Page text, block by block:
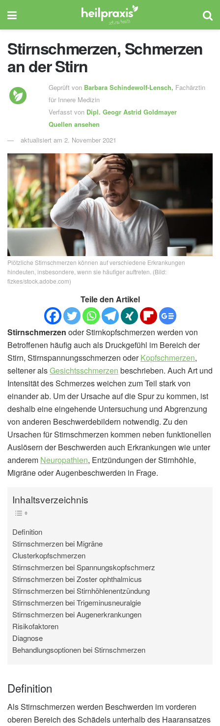
Stirnschmerzen, Schmerzen
an der Stirn
Geprüft von Barbara Schindewolf-Lensch, Fachärztin
für Innere Medizin
Verfasst von Dipl. GeogrAstrid Goldmayer
Quellen ansehen
aktualisiert am 2. November 2021
Plötzliche Stirnschmerzen können auf verschiedene Erkrankungen
hindeuten, insbesondere, wenn sie häufiger auftreten. (Bild:
fizkes/stock.adobe.com)
Teile den Artikel
Stirnschmerzen oder Stirnkopfschmerzen werden von
Betroffenen häufig auch als Druckgefühl im Bereich der
Stirn, Stirnspannungsschmerzen oderKopfschmerzen,
seltener alsGesichtsschmerzen beschrieben. Auch Art und
Intensität des Schmerzes weichen zum Teil stark von
einander ab. Um der Ursache auf die Spur zu kommen, ist
deshalb eine eingehende Untersuchung und Abgrenzung
von anderen Beschwerdebildern notwendig. Zu den
Ursachen für Stirnschmerzen kommen neben funktionellen
Auslösern der Beschwerden auch Erkrankungen wie unter
anderem Neuropathien, Entzündungen der Stirnhöhle,
Migräne oder Augenbeschwerden in Frage.
Inhaltsverzeichnis
Definition
Stirnschmerzen bei Migräne
Clusterkopfschmerzen
Stirnschmerzen bei Spannungskopfschmerz
Stirnschmerzen bei Zoster ophthalmicus
Stirnschmerzen bei Stirnhöhlenentzündung
Stirnschmerzen bei Trigeminusneuralgie
Stirnschmerzen bei Augenerkrankungen
Risikofaktoren
Diagnose
Behandlungsoptionen bei Stirnschmerzen
Definition
Als Stirnschmerzen werden Beschwerden im vorderen
oberen Bereich des Schädels unterhalb des Haaransatzes